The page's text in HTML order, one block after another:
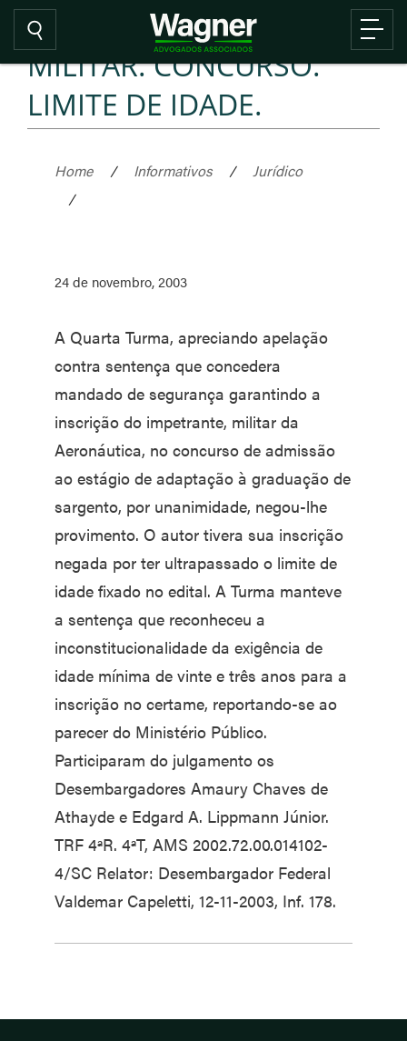
MILITAR. CONCURSO.
LIMITE DE IDADE.
Home / Informativos /
Jurídico
/
24 de novembro, 2003
A Quarta Turma, apreciando apelação
contra sentença que concedera
mandado de segurança garantindo a
inscrição do impetrante, militar da
Aeronáutica, no concurso de admissão
ao estágio de adaptação à graduação de
sargento, por unanimidade, negou-lhe
provimento. O autor tivera sua inscrição
negada por ter ultrapassado o limite de
idade fixado no edital. A Turma manteve
a sentença que reconheceu a
inconstitucionalidade da exigência de
idade mínima de vinte e três anos para a
inscrição no certame, reportando-se ao
parecer do Ministério Público.
Participaram do julgamento os
Desembargadores Amaury Chaves de
Athayde e Edgard A. Lippmann Júnior.
TRF 4ªR. 4ªT, AMS 2002.72.00.014102-
4/SC Relator: Desembargador Federal
Valdemar Capeletti, 12-11-2003, Inf. 178.